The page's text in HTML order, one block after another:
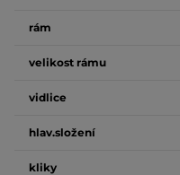
rám
velikost rámu
vidlice
hlav.složení
kliky